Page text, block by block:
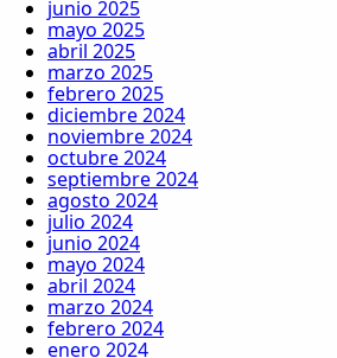
junio 2025
mayo 2025
abril 2025
marzo 2025
febrero 2025
diciembre 2024
noviembre 2024
octubre 2024
septiembre 2024
agosto 2024
julio 2024
junio 2024
mayo 2024
abril 2024
marzo 2024
febrero 2024
enero 2024